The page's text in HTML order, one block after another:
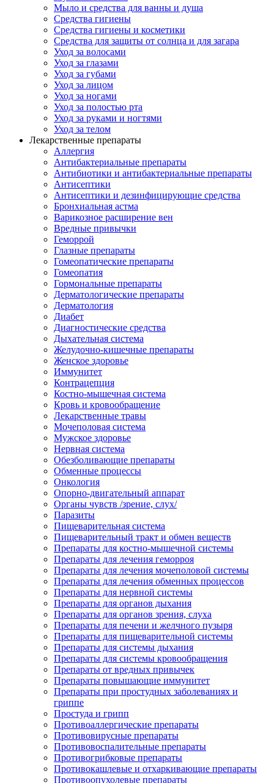
Мыло и средства для ванны и душа
Средства гигиены
Средства гигиены и косметики
Средства для защиты от солнца и для загара
Уход за волосами
Уход за глазами
Уход за губами
Уход за лицом
Уход за ногами
Уход за полостью рта
Уход за руками и ногтями
Уход за телом
Лекарственные препараты
Аллергия
Антибактериальные препараты
Антибиотики и антибактериальные препараты
Антисептики
Антисептики и дезинфицирующие средства
Бронхиальная астма
Варикозное расширение вен
Вредные привычки
Геморрой
Глазные препараты
Гомеопатические препараты
Гомеопатия
Гормональные препараты
Дерматологические препараты
Дерматология
Диабет
Диагностические средства
Дыхательная система
Желудочно-кишечные препараты
Женское здоровье
Иммунитет
Контрацепция
Костно-мышечная система
Кровь и кровообращение
Лекарственные травы
Мочеполовая система
Мужское здоровье
Нервная система
Обезболивающие препараты
Обменные процессы
Онкология
Опорно-двигательный аппарат
Органы чувств /зрение, слух/
Паразиты
Пищеварительная система
Пищеварительный тракт и обмен веществ
Препараты для костно-мышечной системы
Препараты для лечения геморроя
Препараты для лечения мочеполовой системы
Препараты для лечения обменных процессов
Препараты для нервной системы
Препараты для органов дыхания
Препараты для органов зрения, слуха
Препараты для печени и желчного пузыря
Препараты для пищеварительной системы
Препараты для системы дыхания
Препараты для системы кровообращения
Препараты от вредных привычек
Препараты повышающие иммунитет
Препараты при простудных заболеваниях и
гриппе
Простуда и грипп
Противоаллергические препараты
Противовирусные препараты
Противовоспалительные препараты
Противогрибковые препараты
Противокашлевые и отхаркивающие препараты
Противоопухолевые препараты